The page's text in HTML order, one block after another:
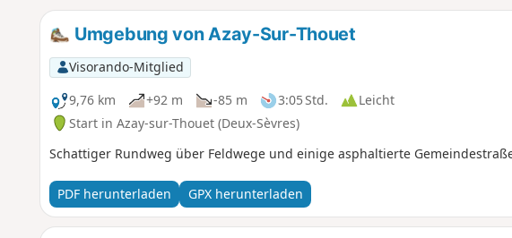
Umgebung von Azay-Sur-Thouet
Visorando-Mitglied
9,76 km
+92 m -85 m 3:05 Std.
Leicht
Start in Azay-sur-Thouet (Deux-Sèvres)
Schattiger Rundweg über Feldwege und einige asphaltierte
PDF herunterladen GPX herunterladen